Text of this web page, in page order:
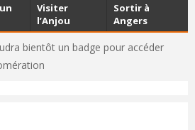
bientôt un badge pour accéder
Visiter
l’Anjou
Sortir à
Angers